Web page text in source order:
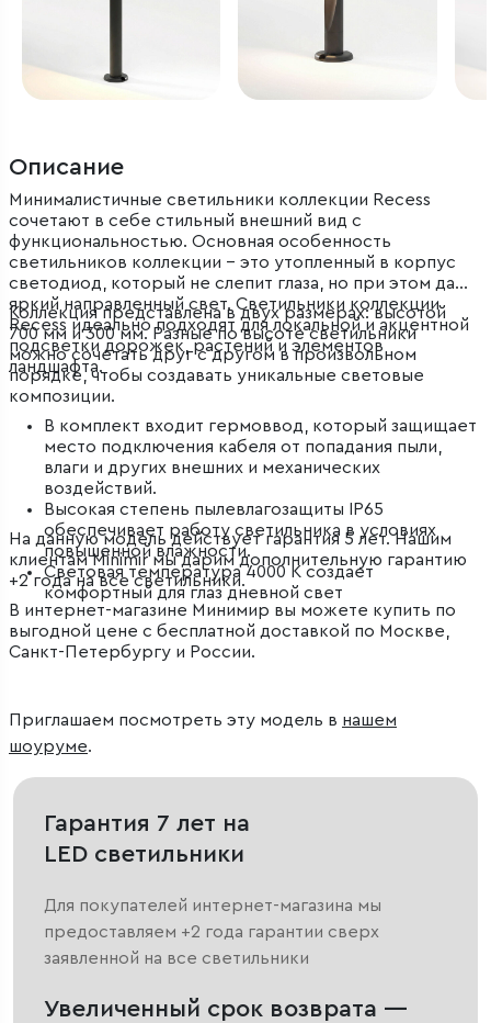
Описание
Минималистичные светильники коллекции Recess
сочетают в себе стильный внешний вид с
функциональностью. Основная особенность
светильников коллекции – это утопленный в корпус
светодиод, который не слепит глаза, но при этом дает
яркий направленный свет. Светильники коллекции
Recess идеально подходят для локальной и акцентной
подсветки дорожек, растений и элементов
ландшафта.
Коллекция представлена в двух размерах: высотой
700 мм и 300 мм. Разные по высоте светильники
можно сочетать друг с другом в произвольном
порядке, чтобы создавать уникальные световые
композиции.
В комплект входит гермоввод, который защищает
место подключения кабеля от попадания пыли,
влаги и других внешних и механических
воздействий.
Высокая степень пылевлагозащиты IP65
обеспечивает работу светильника в условиях
повышенной влажности.
Световая температура 4000 К создает
комфортный для глаз дневной свет
На данную модель действует гарантия 5 лет. Нашим
клиентам Minimir мы дарим дополнительную гарантию
+2 года на все светильники.
В интернет-магазине Минимир вы можете купить по
выгодной цене с бесплатной доставкой по Москве,
Санкт-Петербургу и России.
Приглашаем посмотреть эту модель в нашем
шоуруме.
Гарантия 7 лет на
LED светильники
Для покупателей интернет-магазина мы
предоставляем +2 года гарантии сверх
заявленной на все светильники
Увеличенный срок возврата —